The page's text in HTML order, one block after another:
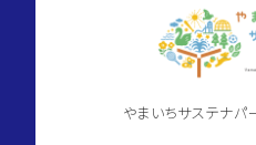
やまいちサステナ